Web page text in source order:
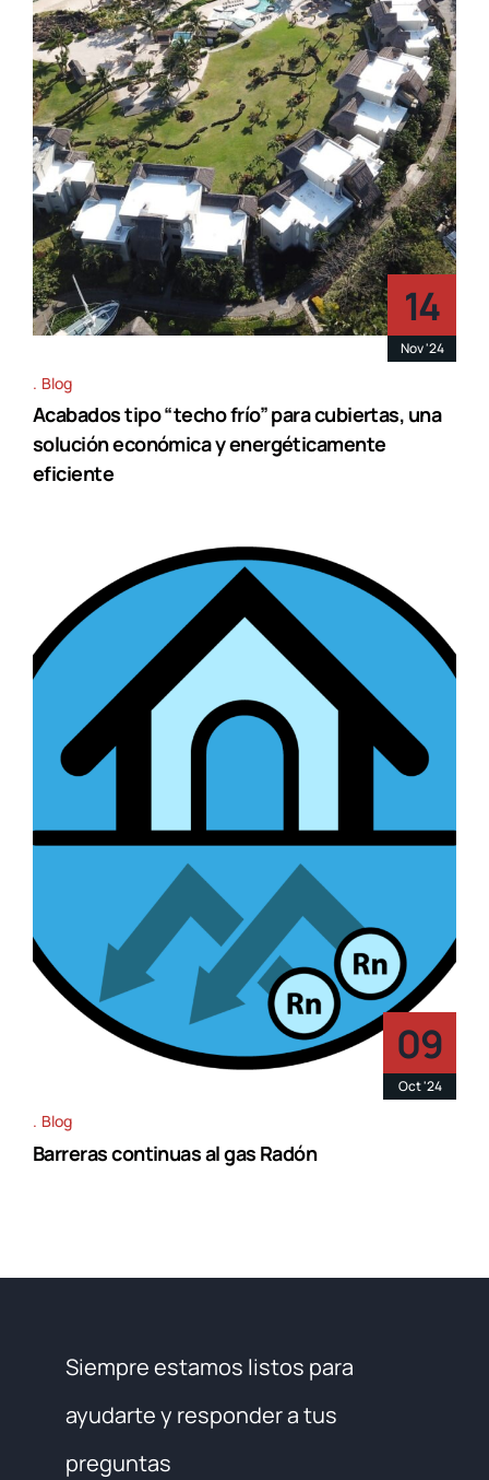
14
Nov '24
Blog
Acabados tipo “techo frío” para cubiertas, una
solución económica y energéticamente
eficiente
09
Oct '24
Blog
Barreras continuas al gas Radón
Siempre estamos listos para
ayudarte y responder a tus
preguntas